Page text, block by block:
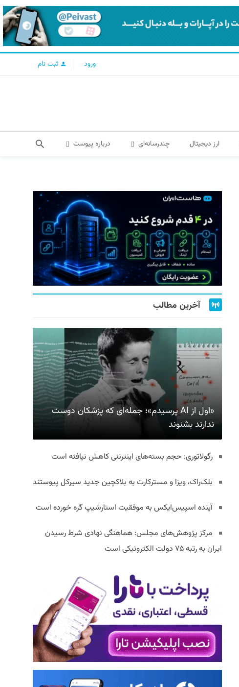
ورود ثبت نام
ارز دیجیتال چندرسانه‌ای درباره پیوست
آخرین مطالب
«اول از AI پرسیدم»؛ جمله‌ای که پزشکان دوست
ندارند بشنوند
رگولاتوری: حجم بسته‌های اینترنتی کاهش نیافته است
بلک‌راک، ویزا و مسترکارت به بلاکچین جدید سیرکل پیوستند
آینده اسپیس‌ایکس به موفقیت استارشیپ گره خورده است
مرکز پژوهش‌های مجلس: هماهنگی نهادی شرط رسیدن
ایران به رتبه ۷۵ دولت الکترونیکی است